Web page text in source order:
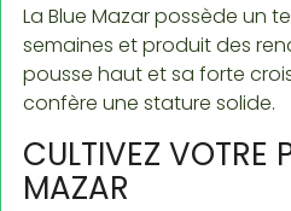
La Blue Mazar possède un
semaines et produit des
pousse haut et sa forte
confère une stature solide.
CULTIVEZ VOTRE
MAZAR